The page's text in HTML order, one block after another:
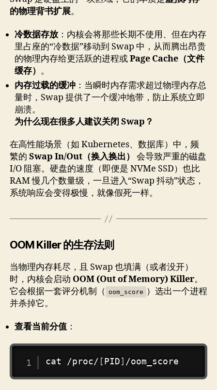
的物理背书扩展。
冷数据存放 ：内核会将那些长期不使用、但在内存
里占座的“冷数据”移动到 Swap 中，从而腾出昂贵
的物理内存给更活跃的进程或Page Cache（文件
缓存） 。
内存过载的缓冲 ：当瞬时内存需求超过物理内存总
量时，Swap 提供了一个缓冲地带，防止系统立即
崩溃。
为什么现在很多人建议关闭 Swap？
在高性能场景（如 Kubernetes、数据库）中，频
繁的 Swap In/Out（换入换出）
会导致严重的磁盘
I/O 阻塞。硬盘的速度（即便是 NVMe SSD）也比
RAM 慢几个数量级，一旦进入“Swap 抖动”状态，
系统响应会变得极慢，就像假死一样。
OOM Killer 的生存法则
当物理内存耗尽，且 Swap 也填满（或者没开）
时，内核会启动 OOM (Out of Memory) Killer。
它会根据一套评分机制（
oom_score
）选出一个进程
并杀掉它。
查看当前分值 ：
cat /proc/ [PID]